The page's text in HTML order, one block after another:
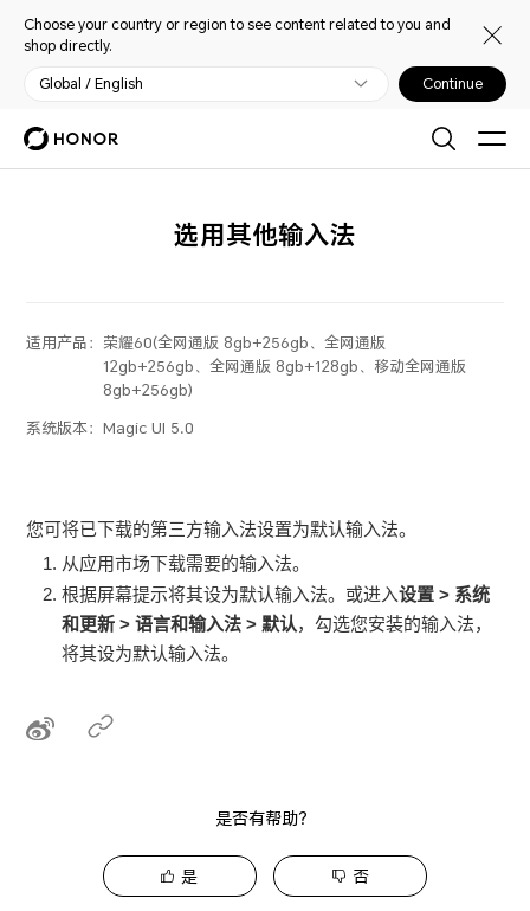
Choose your country or region to see content related to you and
shop directly.
Global / English Continue
选用其他输入法
适用产品： 荣耀60(全网通版 8gb+256gb、全网通版
12gb+256gb、全网通版 8gb+128gb、移动全网通版
8gb+256gb)
系统版本：Magic UI 5.0
您可将已下载的第三方输入法设置为默认输入法。
从应用市场下载需要的输入法。
根据屏幕提示将其设为默认输入法。或进入设置 > 系统
和更新 >语言和输入法 > 默认，勾选您安装的输入法，
将其设为默认输入法。
是否有帮助？
是 否